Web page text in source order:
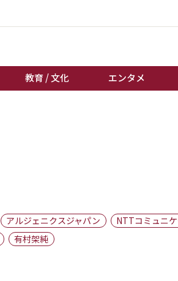
教育 / 文化 エンタメ
地域
キーパーソン
アルジェニクスジャパン
NTTコミュニ
有村架純